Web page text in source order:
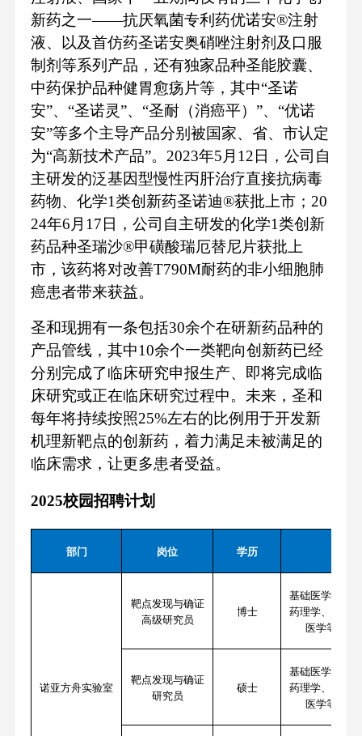
新药之一——抗厌氧菌专利药优诺安®注射
液、以及首仿药圣诺安奥硝唑注射剂及口服
制剂等系列产品，还有独家品种圣能胶囊、
中药保护品种健胃愈疡片等，其中“圣诺
安”、“圣诺灵”、“圣耐（消癌平）”、“优诺
安”等多个主导产品分别被国家、省、市认定
为“高新技术产品”。2023年5月12日，公司自
主研发的泛基因型慢性丙肝治疗直接抗病毒
药物、化学1类创新药圣诺迪®获批上市；20
24年6月17日，公司自主研发的化学1类创新
药品种圣瑞沙®甲磺酸瑞厄替尼片获批上
市，该药将对改善T790M耐药的非小细胞肺
癌患者带来获益。
圣和现拥有一条包括30余个在研新药品种的
产品管线，其中10余个一类靶向创新药已经
分别完成了临床研究申报生产、即将完成临
床研究或正在临床研究过程中。未来，圣和
每年将持续按照25%左右的比例用于开发新
机理新靶点的创新药，着力满足未被满足的
临床需求，让更多患者受益。
2025校园招聘计划
部门 岗位 学历
诺亚方舟实验室
靶点发现与确证
高级研究员
博士
基础医学、分
药理学、生物
医学等药学
靶点发现与确证
研究员
硕士
基础医学、分
药理学、生物
医学等药学